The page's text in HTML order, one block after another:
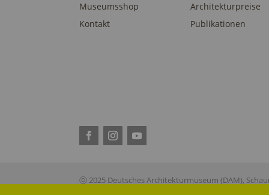
Museumsshop
Kontakt
Architekturpreise
Publikationen
ⓒ 2025 Deutsches Architekturmuseum (DAM),